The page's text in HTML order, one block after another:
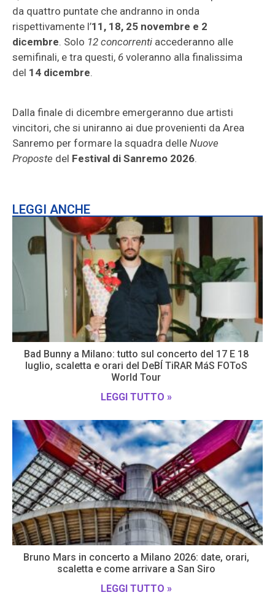
da quattro puntate che andranno in onda
rispettivamente l’11, 18, 25 novembre e 2
dicembre. Solo 12 concorrenti accederanno alle
semifinali, e tra questi, 6 voleranno alla finalissima
del 14 dicembre.
Dalla finale di dicembre emergeranno due artisti
vincitori, che si uniranno ai due provenienti da Area
Sanremo per formare la squadra delle Nuove
Proposte del Festival di Sanremo 2026.
LEGGI ANCHE
Bad Bunny a Milano: tutto sul concerto del 17 E 18
luglio, scaletta e orari del DeBÍ TiRAR MáS FOToS
World Tour
LEGGI TUTTO »
Bruno Mars in concerto a Milano 2026: date, orari,
scaletta e come arrivare a San Siro
LEGGI TUTTO »